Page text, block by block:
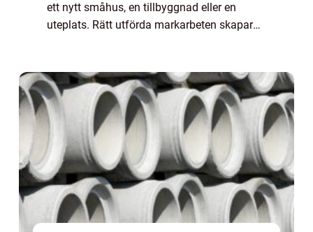
ett nytt småhus, en tillbyggnad eller en
uteplats. Rätt utförda markarbeten skapar